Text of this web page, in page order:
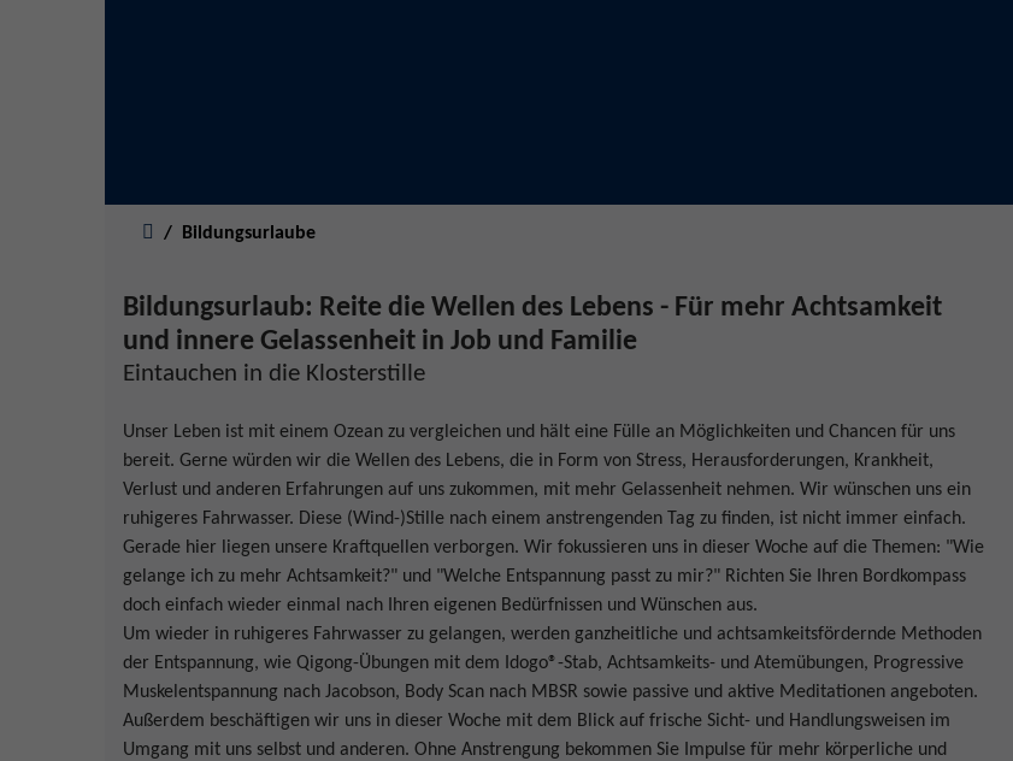
Bildungsurlaube
Bildungsurlaub: Reite die Wellen des Lebens - Für mehr Achtsamkeit
und innere Gelassenheit in Job und Familie
Eintauchen in die Klosterstille
Unser Leben ist mit einem Ozean zu vergleichen und hält eine Fülle an Möglichkeiten und Chancen für uns
bereit. Gerne würden wir die Wellen des Lebens, die in Form von Stress, Herausforderungen, Krankheit,
Verlust und anderen Erfahrungen auf uns zukommen, mit mehr Gelassenheit nehmen. Wir wünschen uns ein
ruhigeres Fahrwasser. Diese (Wind-)Stille nach einem anstrengenden Tag zu finden, ist nicht immer einfach.
Gerade hier liegen unsere Kraftquellen verborgen. Wir fokussieren uns in dieser Woche auf die Themen: "Wie
gelange ich zu mehr Achtsamkeit?" und "Welche Entspannung passt zu mir?" Richten Sie Ihren Bordkompass
doch einfach wieder einmal nach Ihren eigenen Bedürfnissen und Wünschen aus.
Um wieder in ruhigeres Fahrwasser zu gelangen, werden ganzheitliche und achtsamkeitsfördernde Methoden
der Entspannung, wie Qigong-Übungen mit dem Idogo®-Stab, Achtsamkeits- und Atemübungen, Progressive
Muskelentspannung nach Jacobson, Body Scan nach MBSR sowie passive und aktive Meditationen angeboten.
Außerdem beschäftigen wir uns in dieser Woche mit dem Blick auf frische Sicht- und Handlungsweisen im
Umgang mit uns selbst und anderen. Ohne Anstrengung bekommen Sie Impulse für mehr körperliche und